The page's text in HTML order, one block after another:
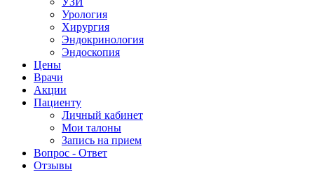
Урология
Хирургия
Эндокринология
Эндоскопия
Цены
Врачи
Акции
Пациенту
Личный кабинет
Мои талоны
Запись на прием
Вопрос - Ответ
Отзывы